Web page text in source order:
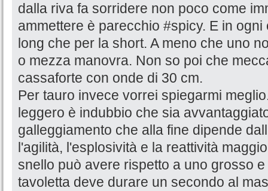
dalla riva fa sorridere non poco come
ammettere è parecchio #spicy. E in
long che per la short. A meno che uno
o mezza manovra. Non so poi che
cassaforte con onde di 30 cm.
Per tauro invece vorrei spiegarmi
leggero è indubbio che sia
galleggiamento che alla fine dipende
l'agilità, l'esplosività e la reattività
snello può avere rispetto a uno grosso
tavoletta deve durare un secondo al